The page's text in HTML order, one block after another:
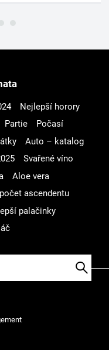
Nejlepší horory
Partie
Počasí
Auto – katalog
Svařené víno
Aloe vera
ascendentu
palačinky